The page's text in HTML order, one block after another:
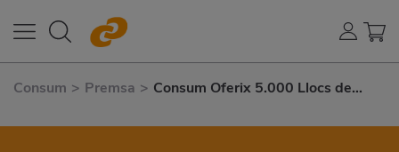
Consum > Premsa > Consum Oferix 5.000 Llocs de
Reforç I Substitucions de Vacances